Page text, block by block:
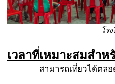
โรง
เวลาที่เหมาะสมสำห
สามารถเที่ยวได้ตล